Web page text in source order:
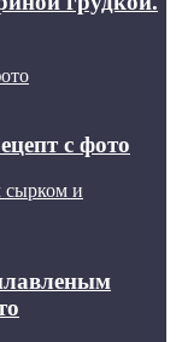
с фото
сырком и